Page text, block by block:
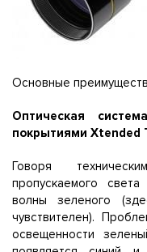
Основные
Оптическая
покрытиями Xtended
Говоря
пропускаемого
волны зеленого
чувствителен).
освещенности